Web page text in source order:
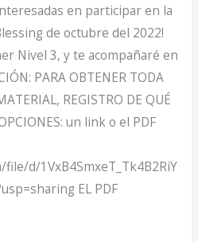
en participar en la
de octubre del 2022!
Nivel 3, y te acompañaré en
PARA OBTENER TODA
REGISTRO DE QUÉ
un link o el PDF
d/1VxB4SmxeT_Tk4B2RiY
EL PDF